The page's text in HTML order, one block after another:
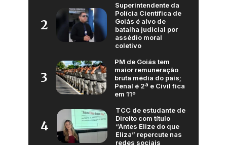
2
Superintendente da
Polícia Científica de
Goiás é alvo de
batalha judicial por
assédio moral
coletivo
3
PM de Goiás tem
maior remuneração
bruta média do país;
Penal é 2ª e Civil fica
em 11º
4
TCC de estudante de
Direito com título
“Antes Elize do que
Eliza” repercute nas
redes sociais